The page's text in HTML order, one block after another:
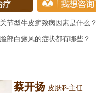
关节型牛皮癣致病因素是什么？
脸部白癜风的症状都有哪些？
蔡开扬 皮肤科主任